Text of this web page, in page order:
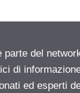
parte del
di
ed esperti